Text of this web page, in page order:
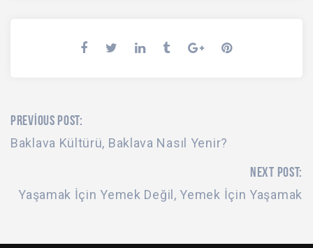
PREVIOUS POST:
Baklava Kültürü, Baklava Nasıl Yenir?
NEXT POST:
Yaşamak İçin Yemek Değil, Yemek İçin Yaşamak